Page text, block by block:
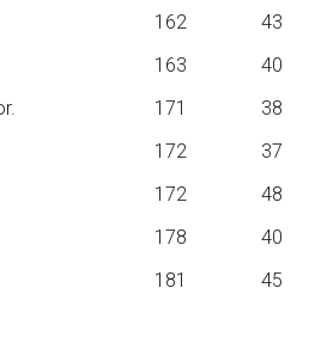
162
43
163
40
171
38
172
37
172
48
178
40
181 45